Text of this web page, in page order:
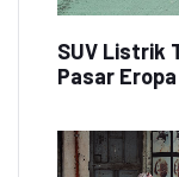
SUV Listrik
Pasar Eropa